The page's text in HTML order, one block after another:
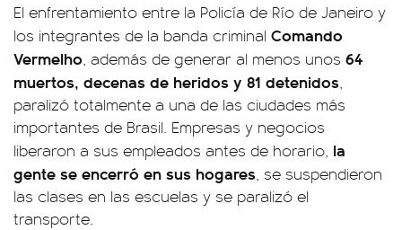
El enfrentamiento entre la Policía de Río de Janeiro y
los integrantes de la banda criminal Comando
Vermelho, además de generar al menos unos 64
muertos, decenas de heridos y 81 detenidos,
paralizó totalmente a una de las ciudades más
importantes de Brasil. Empresas y negocios
liberaron a sus empleados antes de horario, la
gente se encerró en sus hogares, se suspendieron
las clases en las escuelas y se paralizó el
transporte.